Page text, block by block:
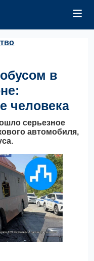
≡
в
человека
серьезное
автомобиля,